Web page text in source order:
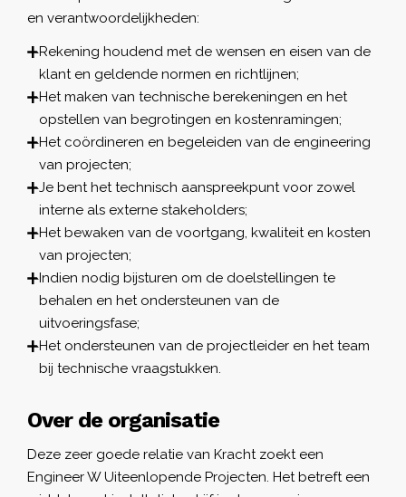
en verantwoordelijkheden:
Rekening houdend met de wensen en eisen van de
klant en geldende normen en richtlijnen;
Het maken van technische berekeningen en het
opstellen van begrotingen en kostenramingen;
Het coördineren en begeleiden van de engineering
van projecten;
Je bent het technisch aanspreekpunt voor zowel
interne als externe stakeholders;
Het bewaken van de voortgang, kwaliteit en kosten
van projecten;
Indien nodig bijsturen om de doelstellingen te
behalen en het ondersteunen van de
uitvoeringsfase;
Het ondersteunen van de projectleider en het team
bij technische vraagstukken.
Over de organisatie
Deze zeer goede relatie van Kracht zoekt een
Engineer W Uiteenlopende Projecten. Het betreft een